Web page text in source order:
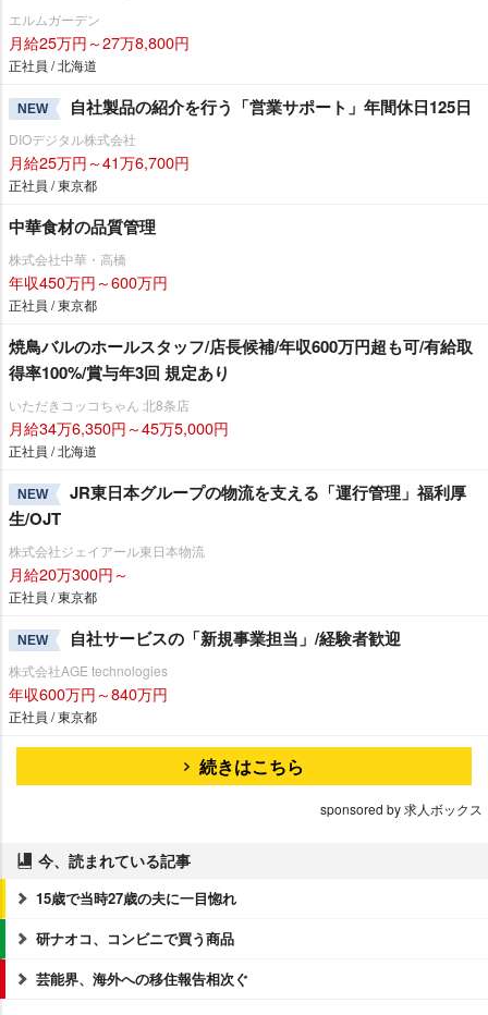
エルムガーデン
月給25万円～27万8,800円
正社員 / 北海道
NEW 自社製品の紹介を行う「営業サポート」年間休日125日
DIOデジタル株式会社
月給25万円～41万6,700円
正社員 / 東京都
中華食材の品質管理
株式会社中華・高橋
年収450万円～600万円
正社員 / 東京都
焼鳥バルのホールスタッフ/店長候補/年収600万円超も可/有給取
得率100%/賞与年3回 規定あり
いただきコッコちゃん 北8条店
月給34万6,350円～45万5,000円
正社員 / 北海道
NEW
JR東日本グループの物流を支える「運行管理」福利厚
生/OJT
株式会社ジェイアール東日本物流
月給20万300円～
正社員 / 東京都
NEW 自社サービスの「新規事業担当」/経験者歓迎
株式会社AGE technologies
年収600万円～840万円
正社員 / 東京都
続きはこちら
sponsored by 求人ボックス
今、読まれている記事
15歳で当時27歳の夫に一目惚れ
研ナオコ、コンビニで買う商品
芸能界、海外への移住報告相次ぐ